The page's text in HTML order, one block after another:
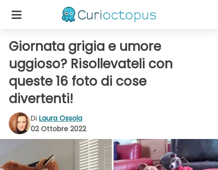
Giornata grigia e umore
uggioso? Risollevateli con
queste 16 foto di cose
divertenti!
Di Laura Ossola
02 Ottobre 2022